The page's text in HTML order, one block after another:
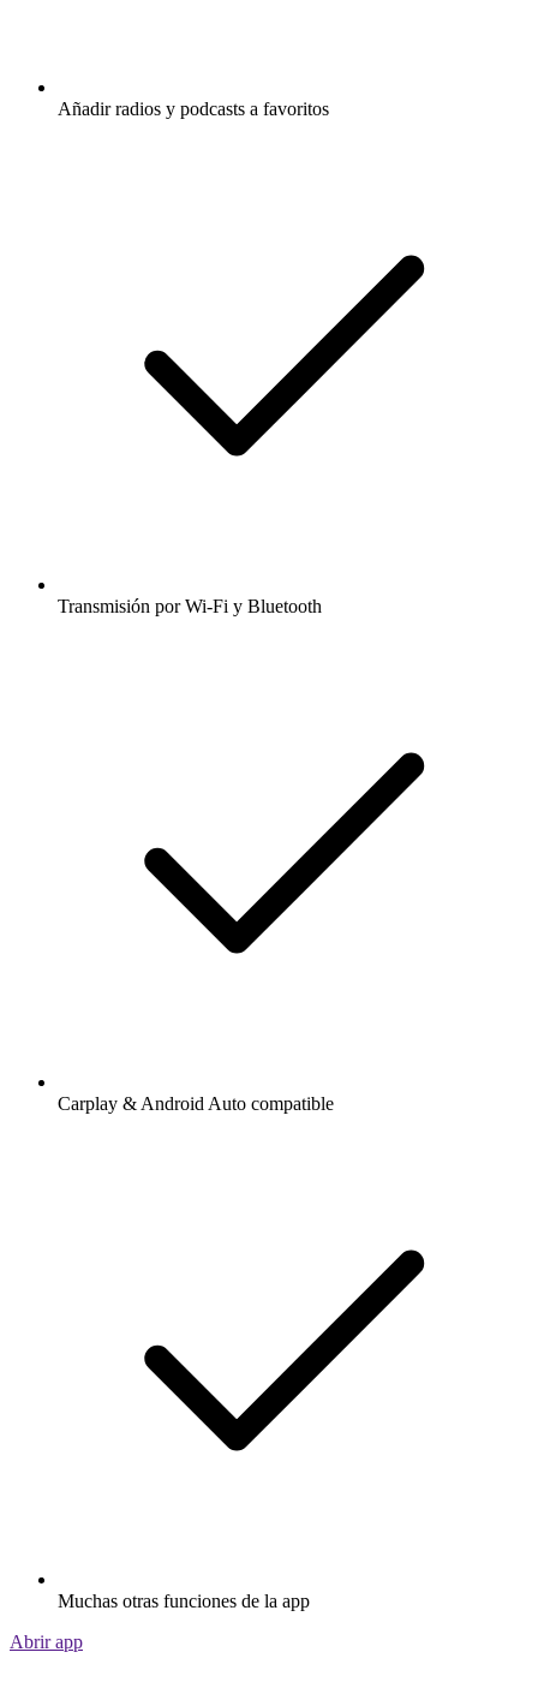
Añadir radios y podcasts a favoritos
Transmisión por Wi-Fi y Bluetooth
Carplay & Android Auto compatible
Muchas otras funciones de la app
Abrir app